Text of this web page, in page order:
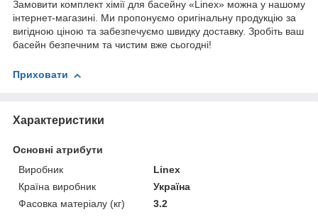
Замовити комплект хімії для басейну «Linex» можна у нашому
інтернет-магазині. Ми пропонуємо оригінальну продукцію за
вигідною ціною та забезпечуємо швидку доставку. Зробіть ваш
басейн безпечним та чистим вже сьогодні!
Приховати
Характеристики
Основні атрибути
Виробник
Linex
Країна виробник
Україна
Фасовка матеріалу (кг)
3.2